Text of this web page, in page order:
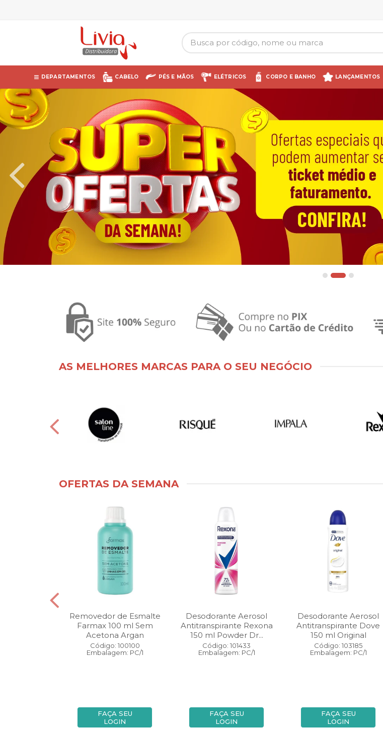
DEPARTAMENTOS CABELO PÉS E MÃOS ELÉTRICOS CORPO E BANHO LANÇAMENTOS
AS MELHORES MARCAS PARA O SEU NEGÓCIO
OFERTAS DA SEMANA
Removedor de Esmalte
Farmax 100 ml Sem
Acetona Argan
Código: 100100
Embalagem: PC/1
FAÇA SEU
LOGIN
Desodorante Aerosol
Antitranspirante Rexona
150 ml Powder Dr...
Código: 101433
Embalagem: PC/1
FAÇA SEU
LOGIN
Desodorante Aerosol
Antitranspirante Dove
150 ml Original
Código: 103185
Embalagem: PC/1
FAÇA SEU
LOGIN